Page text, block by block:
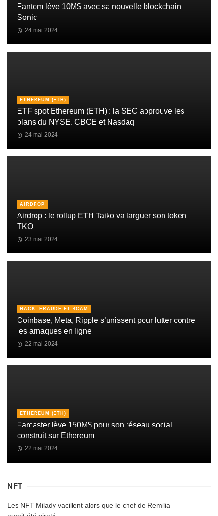
Fantom lève 10M$ avec sa nouvelle blockchain
Sonic
24 mai 2024
ETHEREUM (ETH)
ETF spot Ethereum (ETH) : la SEC approuve les
plans du NYSE, CBOE et Nasdaq
24 mai 2024
AIRDROP
Airdrop : le rollup ETH Taiko va larguer son token
TKO
23 mai 2024
HACK, FRAUDE ET SCAM
Coinbase, Meta, Ripple s’unissent pour lutter contre
les arnaques en ligne
22 mai 2024
ETHEREUM (ETH)
Farcaster lève 150M$ pour son réseau social
construit sur Ethereum
22 mai 2024
NFT
Les NFT Milady vacillent alors que le chef de Remilia